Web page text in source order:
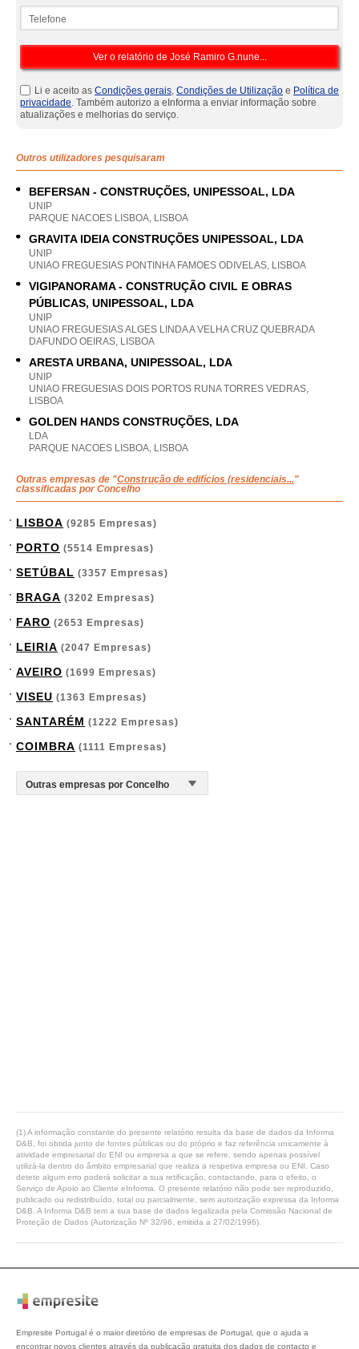
Li e aceito as Condições gerais, Condições de Utilização e Política de
privacidade. Também autorizo a eInforma a enviar informação sobre
atualizações e melhorias do serviço.
Outros utilizadores pesquisaram
BEFERSAN - CONSTRUÇÕES, UNIPESSOAL, LDA
UNIP
PARQUE NACOES LISBOA, LISBOA
GRAVITA IDEIA CONSTRUÇÕES UNIPESSOAL, LDA
UNIP
UNIAO FREGUESIAS PONTINHA FAMOES ODIVELAS, LISBOA
VIGIPANORAMA - CONSTRUÇÃO CIVIL E OBRAS
PÚBLICAS, UNIPESSOAL, LDA
UNIP
UNIAO FREGUESIAS ALGES LINDA A VELHA CRUZ QUEBRADA
DAFUNDO OEIRAS, LISBOA
ARESTA URBANA, UNIPESSOAL, LDA
UNIP
UNIAO FREGUESIAS DOIS PORTOS RUNA TORRES VEDRAS,
LISBOA
GOLDEN HANDS CONSTRUÇÕES, LDA
LDA
PARQUE NACOES LISBOA, LISBOA
Outras empresas de "Construção de edifícios (residenciais..."
classificadas por Concelho
LISBOA (9285 Empresas)
PORTO (5514 Empresas)
SETÚBAL (3357 Empresas)
BRAGA (3202 Empresas)
FARO (2653 Empresas)
LEIRIA (2047 Empresas)
AVEIRO (1699 Empresas)
VISEU (1363 Empresas)
SANTARÉM (1222 Empresas)
COIMBRA (1111 Empresas)
(1) A informação constante do presente relatório resulta da base de dados da Informa
D&B, foi obtida junto de fontes públicas ou do próprio e faz referência unicamente à
atividade empresarial do ENI ou empresa a que se refere, sendo apenas possível
utilizá-la dentro do âmbito empresarial que realiza a respetiva empresa ou ENI. Caso
detete algum erro poderá solicitar a sua retificação, contactando, para o efeito, o
Serviço de Apoio ao Cliente eInforma. O presente relatório não pode ser reproduzido,
publicado ou redistribuído, total ou parcialmente, sem autorização expressa da Informa
D&B. A Informa D&B tem a sua base de dados legalizada pela Comissão Nacional de
Proteção de Dados (Autorização Nº 32/96, emitida a 27/02/1996).
Empresite Portugal é o maior diretório de empresas de Portugal, que o ajuda a
encontrar novos clientes através da publicação gratuita dos dados de contacto e